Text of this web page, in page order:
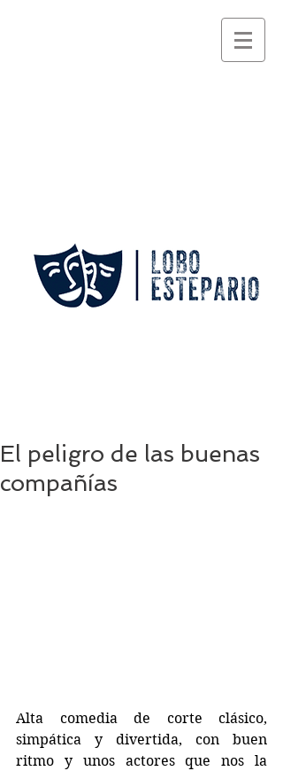
El peligro de las buenas
compañías
Alta comedia de corte clásico,
simpática y divertida, con buen
ritmo y unos actores que nos la